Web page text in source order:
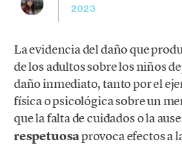
2023
La evidencia del daño que
de los adultos sobre los niños
daño inmediato, tanto por el
física o psicológica sobre un
que la falta de cuidados o la
respetuosaprovoca efectos a